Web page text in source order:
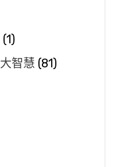
(1)
智慧 (81)